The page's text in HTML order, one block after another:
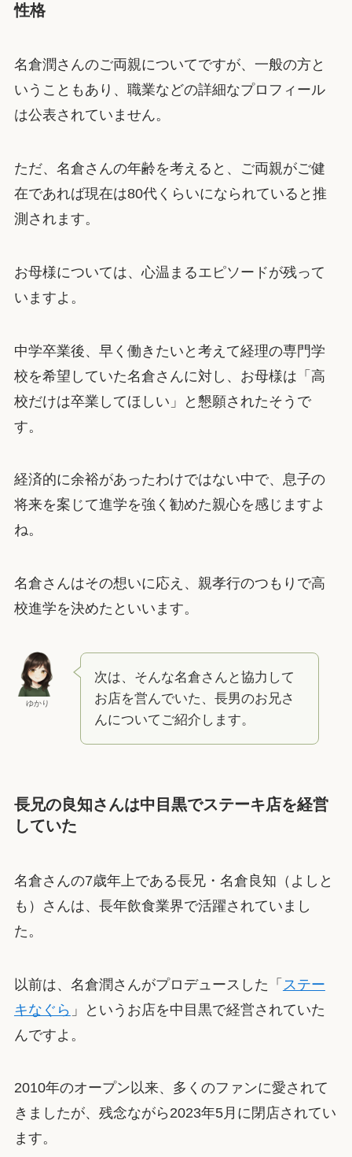
性格
名倉潤さんのご両親についてですが、一般の方と
いうこともあり、職業などの詳細なプロフィール
は公表されていません。
ただ、名倉さんの年齢を考えると、ご両親がご健
在であれば現在は80代くらいになられていると推
測されます。
お母様については、心温まるエピソードが残って
いますよ。
中学卒業後、早く働きたいと考えて経理の専門学
校を希望していた名倉さんに対し、お母様は「高
校だけは卒業してほしい」と懇願されたそうで
す。
経済的に余裕があったわけではない中で、息子の
将来を案じて進学を強く勧めた親心を感じますよ
ね。
名倉さんはその想いに応え、親孝行のつもりで高
校進学を決めたといいます。
ゆかり
次は、そんな名倉さんと協力して
お店を営んでいた、長男のお兄さ
んについてご紹介します。
長兄の良知さんは中目黒でステーキ店を経営
していた
名倉さんの7歳年上である長兄・名倉良知（よしと
も）さんは、長年飲食業界で活躍されていまし
た。
以前は、名倉潤さんがプロデュースした「 ステー
キなぐら 」というお店を中目黒で経営されていた
んですよ。
2010年のオープン以来、多くのファンに愛されて
きましたが、残念ながら2023年5月に閉店されてい
ます。